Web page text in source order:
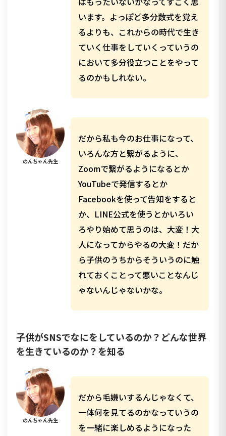
います。よっぽど多分数式を覚え
るよりも、これからの時代で生き
ていく仕事をしていくっていうの
において多分役立つことをやって
るのかもしれない。
のんちゃん先生
だから私も今のお仕事になって、
いろんな方と繋がるように、
Zoomで繋がるようになるとか
YouTubeで発信するとか
Facebookを使って告知をすると
か、LINE公式を使うとかいろい
ろやり始めて思うのは、大変！大
人になってからやるの大変！だか
ら子供のうちからそういうのに触
れておくことって悪いことなんじ
ゃないんじゃないかな。
子供がSNSでなにをしているのか？どんな世界
を生きているのか？を知る
のんちゃん先生
だから毛嫌いするんじゃなくて、
一体何を見てるのかなっていうの
を一緒に楽しめるようになった